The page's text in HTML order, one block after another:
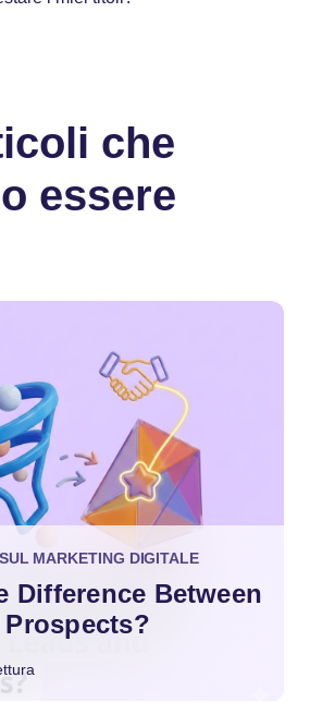
che
essere
MARKETING DIGITALE
Difference Between